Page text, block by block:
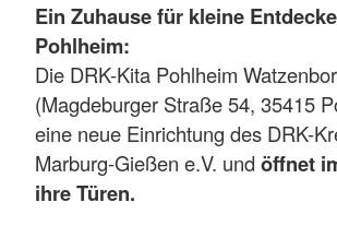
Ein Zuhause für kleine
Pohlheim:
Die DRK-Kita Pohlheim
(Magdeburger Straße 54, 35415
eine neue Einrichtung des DRK-
Marburg-Gießen e.V. und öffnet
ihre Türen.